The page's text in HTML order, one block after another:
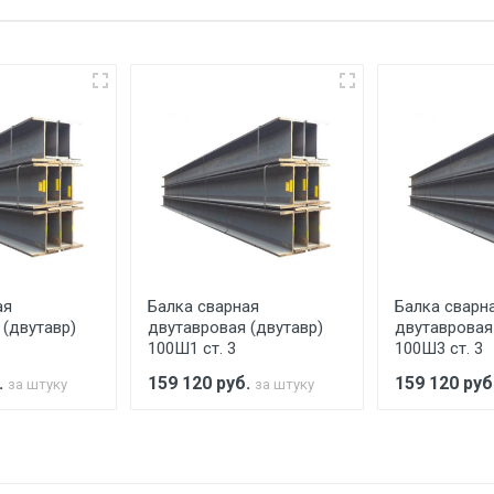
Центральный проезд 27. Погрузка производится
в размере, установленном поставщиком.
обязан обеспечить подъезные пути для
индивидуально.
за штуку
Балка сварная
двутавровая (двутавр)
100Ш1 ст. 3
159 120 руб. за штуку
Балка
100Ш3 ст. 3
159 120